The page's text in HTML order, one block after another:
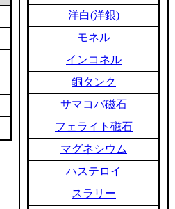
洋白(洋銀)
モネル
インコネル
銅タンク
サマコバ磁石
フェライト磁石
マグネシウム
ハステロイ
スラリー